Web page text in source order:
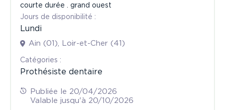
Jours de disponibilité :
Lundi
Ain (01), Loir-et-Cher (41)
courte durée . grand ouest
Сatégories :
Prothésiste dentaire
Publiée le 20/04/2026
Valable jusqu'à 20/10/2026